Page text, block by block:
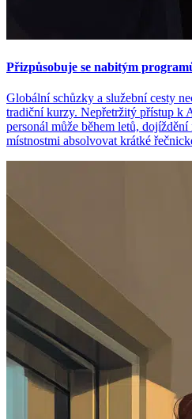
Přizpůsobuje se nabitým
Globální schůzky a služební cesty
tradiční kurzy. Nepřetržitý přístup k
personál může během letů, dojíždění
místnostmi absolvovat krátké